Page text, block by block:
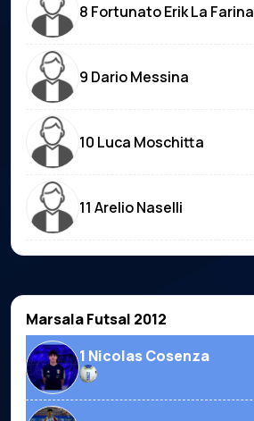
8 Fortunato Erik La Farina
9 Dario Messina
10 Luca Moschitta
11 Arelio Naselli
Marsala Futsal 2012
1 Nicolas Cosenza